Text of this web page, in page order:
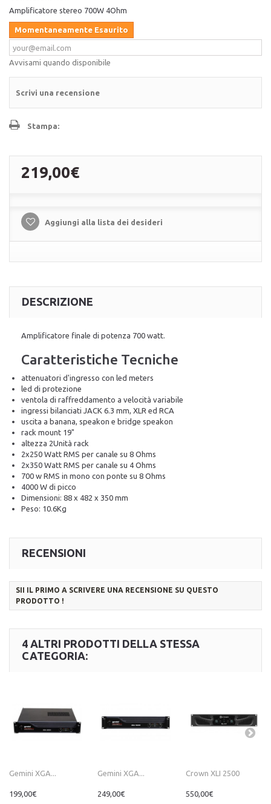
Amplificatore stereo 700W 4Ohm
Momentaneamente Esaurito
Avvisami quando disponibile
Scrivi una recensione
Stampa:
219,00€
Aggiungi alla lista dei desideri
DESCRIZIONE
Amplificatore finale di potenza 700 watt.
Caratteristiche Tecniche
attenuatori d'ingresso con led meters
led di protezione
ventola di raffreddamento a velocità variabile
ingressi bilanciati JACK 6.3 mm, XLR ed RCA
uscita a banana, speakon e bridge speakon
rack mount 19"
altezza 2Unità rack
2x250 Watt RMS per canale su 8 Ohms
2x350 Watt RMS per canale su 4 Ohms
700 w RMS in mono con ponte su 8 Ohms
4000 W di picco
Dimensioni: 88 x 482 x 350 mm
Peso: 10.6Kg
RECENSIONI
SII IL PRIMO A SCRIVERE UNA RECENSIONE SU QUESTO
PRODOTTO !
4 ALTRI PRODOTTI DELLA STESSA
CATEGORIA:
Gemini XGA...
199,00€
Gemini XGA...
249,00€
Crown XLI 2500
550,00€